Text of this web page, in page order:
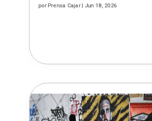
porPrensa Cajar| Jun 18, 2026